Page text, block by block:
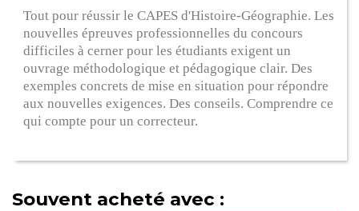
Tout pour réussir le CAPES d'Histoire-Géographie. Les
nouvelles épreuves professionnelles du concours
difficiles à cerner pour les étudiants exigent un
ouvrage méthodologique et pédagogique clair. Des
exemples concrets de mise en situation pour répondre
aux nouvelles exigences. Des conseils. Comprendre ce
qui compte pour un correcteur.
Souvent acheté avec :